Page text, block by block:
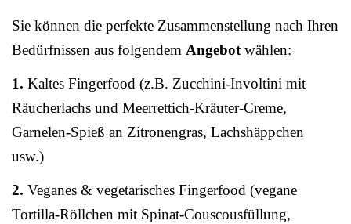
Sie können die perfekte Zusammenstellung nach Ihren
Bedürfnissen aus folgendem Angebotwählen:
1. Kaltes Fingerfood (z.B. Zucchini-Involtini mit
Räucherlachs und Meerrettich-Kräuter-Creme,
Garnelen-Spieß an Zitronengras, Lachshäppchen
usw.)
2. Veganes & vegetarisches Fingerfood (vegane
Tortilla-Röllchen mit Spinat-Couscousfüllung,